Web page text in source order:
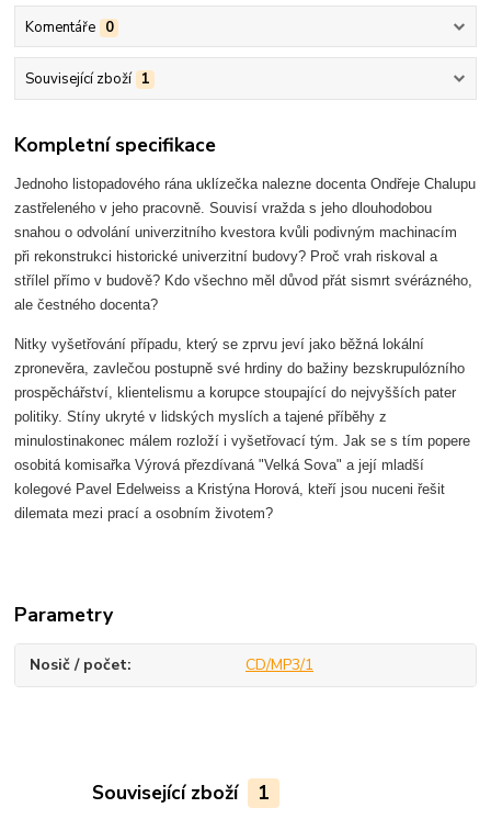
Komentáře 0
Související zboží 1
Kompletní specifikace
Jednoho listopadového rána uklízečka nalezne docenta Ondřeje Chalupu
zastřeleného v jeho pracovně. Souvisí vražda s jeho dlouhodobou
snahou o odvolání univerzitního kvestora kvůli podivným machinacím
při rekonstrukci historické univerzitní budovy? Proč vrah riskoval a
střílel přímo v budově? Kdo všechno měl důvod přát sismrt svérázného,
ale čestného docenta?
Nitky vyšetřování případu, který se zprvu jeví jako běžná lokální
zpronevěra, zavlečou postupně své hrdiny do bažiny bezskrupulózního
prospěchářství, klientelismu a korupce stoupající do nejvyšších pater
politiky. Stíny ukryté v lidských myslích a tajené příběhy z
minulostinakonec málem rozloží i vyšetřovací tým. Jak se s tím popere
osobitá komisařka Výrová přezdívaná "Velká Sova" a její mladší
kolegové Pavel Edelweiss a Kristýna Horová, kteří jsou nuceni řešit
dilemata mezi prací a osobním životem?
Parametry
Nosič / počet CD/MP3/1
Související zboží 1